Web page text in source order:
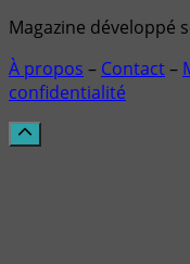
Magazine développé
À propos – Contact–
confidentialité